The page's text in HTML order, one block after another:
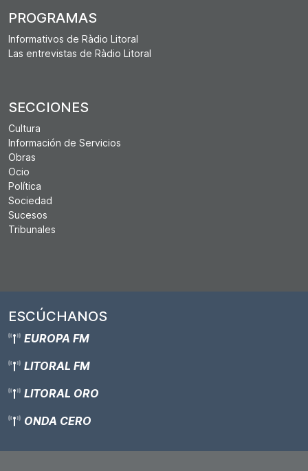
PROGRAMAS
Informativos de Ràdio Litoral
Las entrevistas de Ràdio Litoral
SECCIONES
Cultura
Información de Servicios
Obras
Ocio
Política
Sociedad
Sucesos
Tribunales
ESCÚCHANOS
EUROPA FM
LITORAL FM
LITORAL ORO
ONDA CERO